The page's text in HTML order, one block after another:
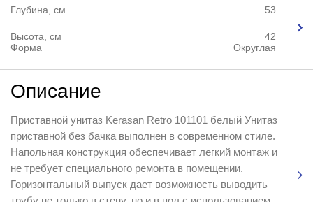
Глубина, см 53
Высота, см
42
Форма
Округлая
Описание
Приставной унитаз Kerasan Retro 101101 белый Унитаз
приставной без бачка выполнен в современном стиле.
Напольная конструкция обеспечивает легкий монтаж и
не требует специального ремонта в помещении.
Горизонтальный выпуск дает возможность выводить